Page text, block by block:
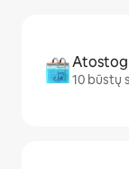
10 būstų